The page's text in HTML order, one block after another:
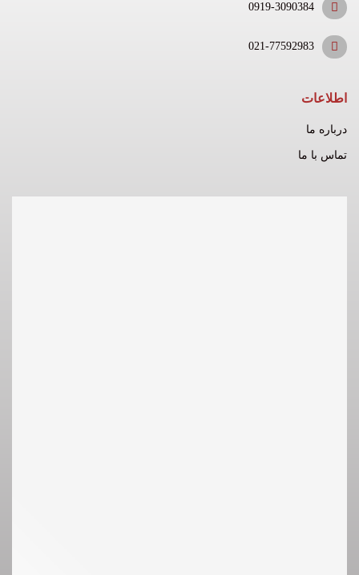
0919-3090384
021-77592983
اطلاعات
درباره ما
تماس با ما